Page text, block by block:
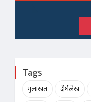
Tags
मुलाखत दीर्घलेख